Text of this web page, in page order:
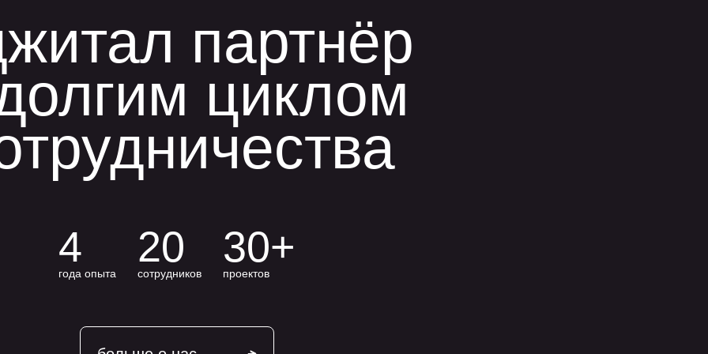
партнёр
циклом
4
года опыта
20
сотрудников проектов
30+